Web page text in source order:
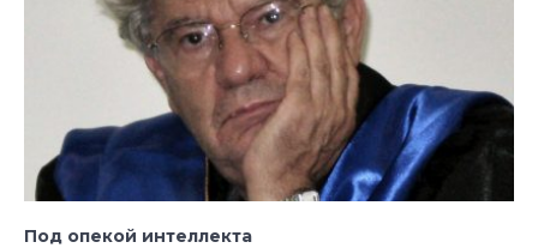
Под опекой интеллекта